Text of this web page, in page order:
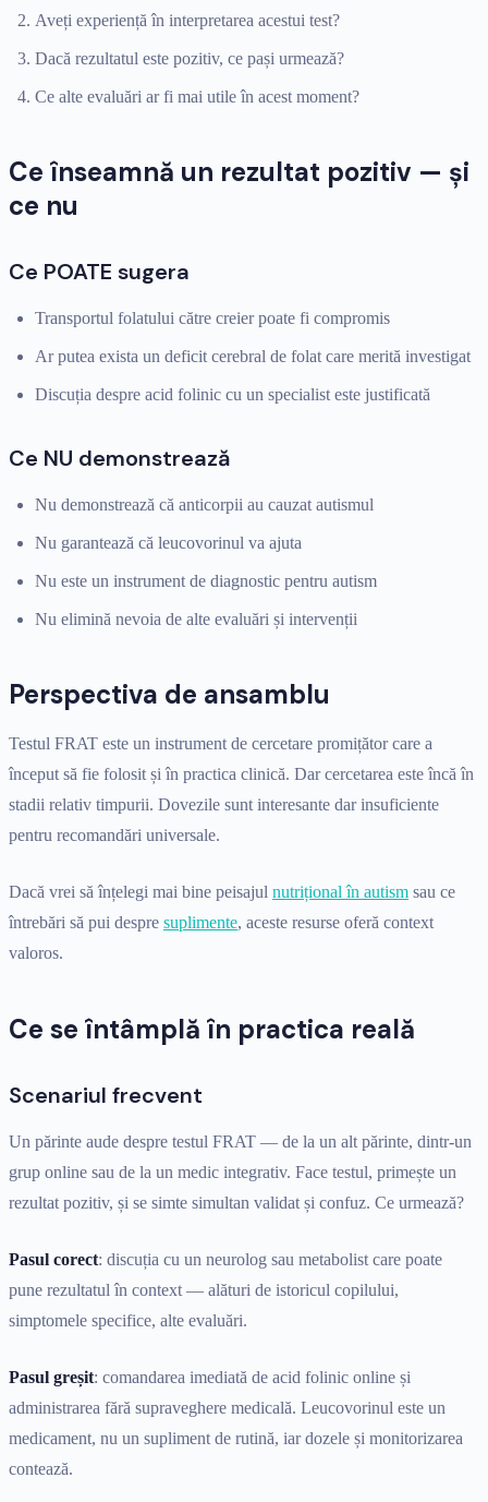
Aveți experiență în interpretarea acestui test?
Dacă rezultatul este pozitiv, ce pași urmează?
Ce alte evaluări ar fi mai utile în acest moment?
Ce înseamnă un rezultat pozitiv — și
ce nu
Ce POATE sugera
Transportul folatului către creier poate fi compromis
Ar putea exista un deficit cerebral de folat care merită investigat
Discuția despre acid folinic cu un specialist este justificată
Ce NU demonstrează
Nu demonstrează că anticorpii au cauzat autismul
Nu garantează că leucovorinul va ajuta
Nu este un instrument de diagnostic pentru autism
Nu elimină nevoia de alte evaluări și intervenții
Perspectiva de ansamblu
Testul FRAT este un instrument de cercetare promițător care a
început să fie folosit și în practica clinică. Dar cercetarea este încă în
stadii relativ timpurii. Dovezile sunt interesante dar insuficiente
pentru recomandări universale.
Dacă vrei să înțelegi mai bine peisajul nutrițional în autism sau ce
întrebări să pui despre suplimente, aceste resurse oferă context
valoros.
Ce se întâmplă în practica reală
Scenariul frecvent
Un părinte aude despre testul FRAT — de la un alt părinte, dintr-un
grup online sau de la un medic integrativ. Face testul, primește un
rezultat pozitiv, și se simte simultan validat și confuz. Ce urmează?
Pasul corect: discuția cu un neurolog sau metabolist care poate
pune rezultatul în context — alături de istoricul copilului,
simptomele specifice, alte evaluări.
Pasul greșit: comandarea imediată de acid folinic online și
administrarea fără supraveghere medicală. Leucovorinul este un
medicament, nu un supliment de rutină, iar dozele și monitorizarea
contează.